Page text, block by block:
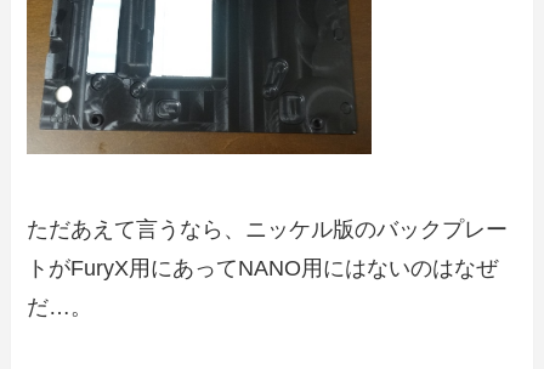
ただあえて言うなら、ニッケル版のバックプレー
トがFuryX用にあってNANO用にはないのはなぜ
だ…。